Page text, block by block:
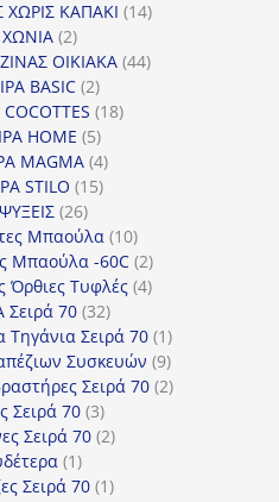
προϊόντα
ΧΩΡΙΣ ΚΑΠΑΚΙ 1414
ΧΩΝΙΑ 22
προϊόντα
ΟΙΚΙΑΚΑ 4444
BASIC 22
προϊόντα
1818
HOME 55
προϊόντα
MAGMA 44
προϊόντα
STILO 1515
2626
προϊόντα
Μπαούλα 1010
προϊόντα
Μπαούλα -60C 22
προϊόντα
Όρθιες Τυφλές 44
Σειρά 70 3232
προϊόντα
Τηγάνια Σειρά 70 11
προϊόν
Συσκευών 99
προϊόντα
Σειρά 70 22
Σειρά 70 33
προϊόντα
Σειρά 70 22
11
προϊόν
Σειρά 70 11